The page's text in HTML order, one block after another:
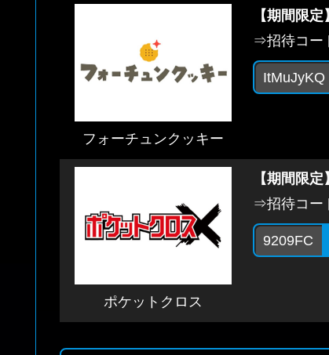
フォーチュンクッキー
【期間限
⇒招待コー
ItMuJyKQ
ポケットクロス
【期間限
⇒招待コー
9209FC